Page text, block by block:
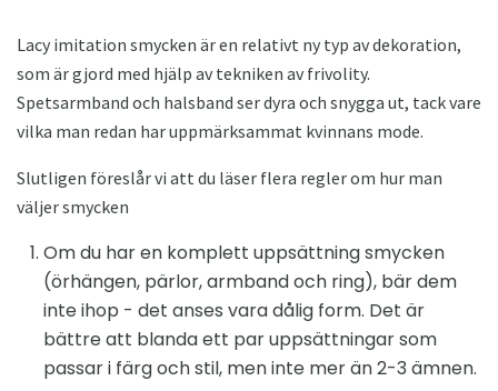
Lacy imitation smycken är en relativt ny typ av dekoration,
som är gjord med hjälp av tekniken av frivolity.
Spetsarmband och halsband ser dyra och snygga ut, tack vare
vilka man redan har uppmärksammat kvinnans mode.
Slutligen föreslår vi att du läser flera regler om hur man
väljer smycken
Om du har en komplett uppsättning smycken
(örhängen, pärlor, armband och ring), bär dem
inte ihop - det anses vara dålig form. Det är
bättre att blanda ett par uppsättningar som
passar i färg och stil, men inte mer än 2-3 ämnen.